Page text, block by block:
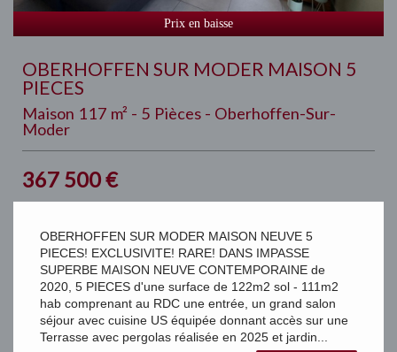
Prix en baisse
OBERHOFFEN SUR MODER MAISON 5
PIECES
Maison 117 m² - 5 Pièces - Oberhoffen-Sur-
Moder
367 500€
OBERHOFFEN SUR MODER MAISON NEUVE 5
PIECES! EXCLUSIVITE! RARE! DANS IMPASSE
SUPERBE MAISON NEUVE CONTEMPORAINE de
2020, 5 PIECES d'une surface de 122m2 sol - 111m2
hab comprenant au RDC une entrée, un grand salon
séjour avec cuisine US équipée donnant accès sur une
Terrasse avec pergolas réalisée en 2025 et jardin...